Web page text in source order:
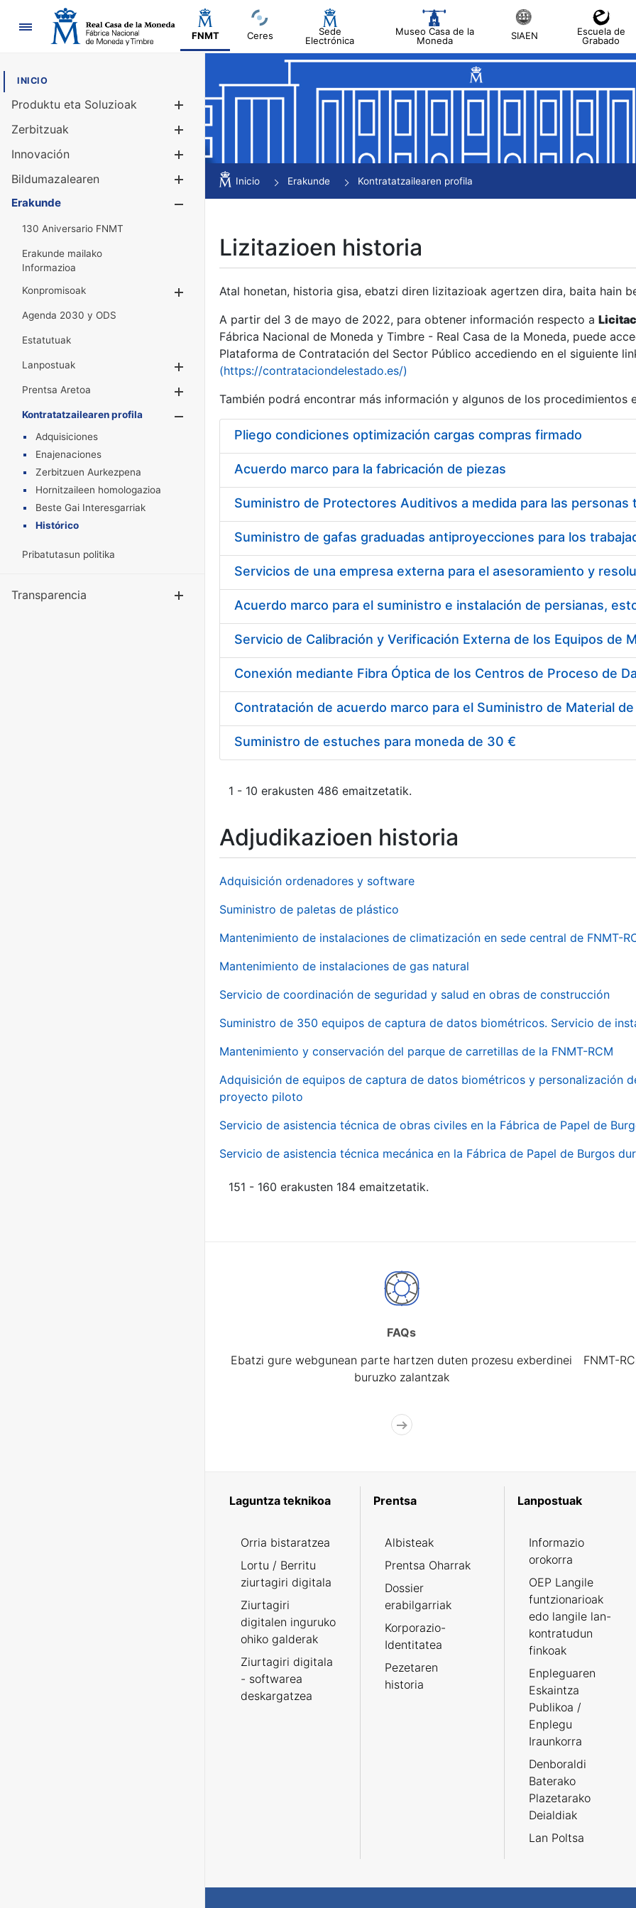
Nabigazioa
FNMT Ceres
Sede
Electrónica
Museo Casa de la
Moneda
SIAEN
Escuela de
Grabado
INICIO
Produktu eta Soluzioak
Erakutsi/Ezkutatu
Zerbitzuak
Innovación
Bildumazalearen
Erakutsi/Ezkutatu
Erakunde
130 Aniversario FNMT
Erakunde mailako
Informazioa
Konpromisoak
Erakutsi/Ezkutatu
Agenda 2030 y ODS
Estatutuak
Lanpostuak
Erakutsi/Ezkutatu
Prentsa Aretoa
Erakutsi/Ezkutatu
Kontratatzailearen profila
Erakutsi/Ezkutatu
Adquisiciones
Enajenaciones
Zerbitzuen Aurkezpena
Hornitzaileen homologazioa
Beste Gai Interesgarriak
Histórico
Pribatutasun politika
Transparencia Erakutsi/Ezkutatu
Inicio Erakunde Kontratatzailearen profila
Lizitazioen historia
Atal honetan, historia gisa, ebatzi diren lizitazioak agertzen dira, baita hain
A partir del 3 de mayo de 2022, para obtener información respecto a
Fábrica Nacional de Moneda y Timbre - Real Casa de la Moneda, puede
Plataforma de Contratación del Sector Público accediendo en el siguiente
(https://contrataciondelestado.es/)
También podrá encontrar más información y algunos de los procedimientos
Pliego condiciones optimización cargas compras firmado
Acuerdo marco para la fabricación de piezas
Acuerdo marco para el suministro e instalación de persianas,
Suministro de estuches para moneda de 30 €
1 - 10 erakusten 486 emaitzetatik.
Adjudikazioen historia
Adquisición ordenadores y software
Suministro de paletas de plástico
Mantenimiento de instalaciones de climatización en sede central de FNMT-
Mantenimiento de instalaciones de gas natural
Servicio de coordinación de seguridad y salud en obras de construcción
Suministro de 350 equipos de captura de datos biométricos. Servicio de
Mantenimiento y conservación del parque de carretillas de la FNMT-RCM
Adquisición de equipos de captura de datos biométricos y personalización
proyecto piloto
Servicio de asistencia técnica de obras civiles en la Fábrica de Papel de
Servicio de asistencia técnica mecánica en la Fábrica de Papel de Burgos
151 - 160 erakusten 184 emaitzetatik.
FAQs
Ebatzi gure webgunean parte hartzen duten prozesu exberdinei
buruzko zalantzak
FNMT-
Laguntza teknikoa
Orria bistaratzea
Lortu / Berritu
ziurtagiri digitala
Ziurtagiri
digitalen inguruko
ohiko galderak
Ziurtagiri digitala
- softwarea
deskargatzea
Prentsa
Albisteak
Prentsa Oharrak
Dossier
erabilgarriak
Korporazio-
Identitatea
Pezetaren
historia
Lanpostuak
Informazio
orokorra
OEP Langile
funtzionarioak
edo langile lan-
kontratudun
finkoak
Enpleguaren
Eskaintza
Publikoa /
Enplegu
Iraunkorra
Denboraldi
Baterako
Plazetarako
Deialdiak
Lan Poltsa